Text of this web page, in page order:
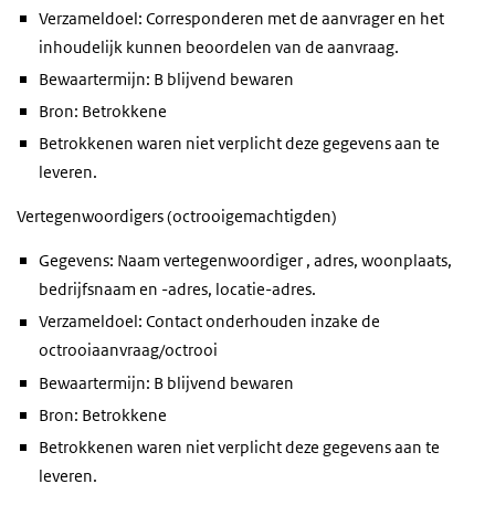
Verzameldoel: Corresponderen met de aanvrager en het
inhoudelijk kunnen beoordelen van de aanvraag.
Bewaartermijn: B blijvend bewaren
Bron: Betrokkene
Betrokkenen waren niet verplicht deze gegevens aan te
leveren.
Vertegenwoordigers (octrooigemachtigden)
Gegevens: Naam vertegenwoordiger , adres, woonplaats,
bedrijfsnaam en -adres, locatie-adres.
Verzameldoel: Contact onderhouden inzake de
octrooiaanvraag/octrooi
Bewaartermijn: B blijvend bewaren
Bron: Betrokkene
Betrokkenen waren niet verplicht deze gegevens aan te
leveren.